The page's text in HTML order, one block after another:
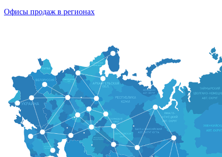
Офисы продаж в регионах